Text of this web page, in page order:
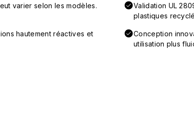
varier selon les modèles.
Validation UL
plastiques
hautement réactives et
Conception
utilisation plus